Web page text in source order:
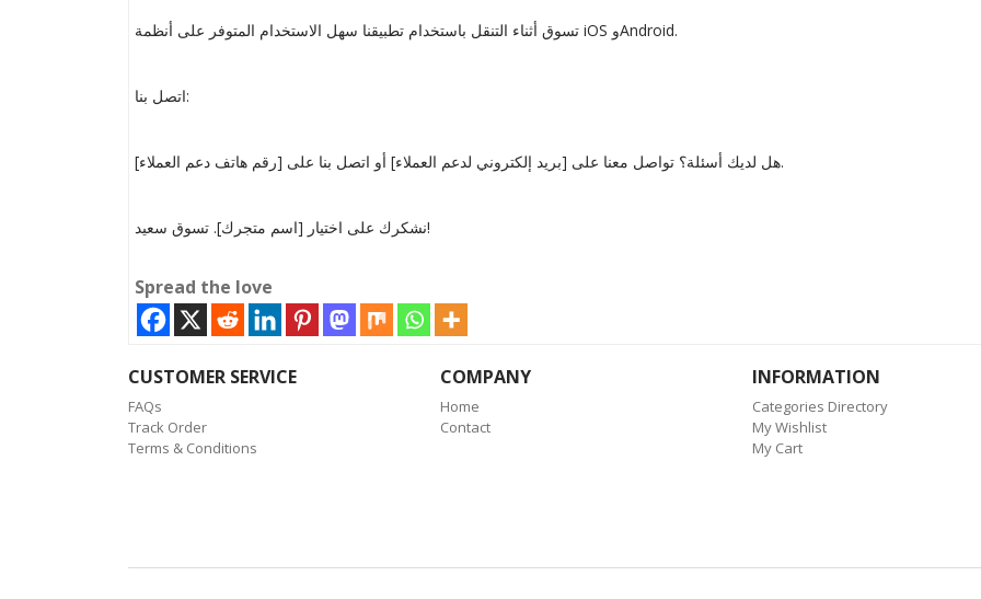
تسوق أثناء التنقل باستخدام تطبيقنا سهل الاستخدام المتوفر على أنظمة iOS وAndroid.
اتصل بنا:
هل لديك أسئلة؟ تواصل معنا على [بريد إلكتروني لدعم العملاء] أو اتصل بنا على [رقم هاتف دعم العملاء].
نشكرك على اختيار [اسم متجرك]. تسوق سعيد!
Spread the love
CUSTOMER SERVICE
FAQs
Track Order
Terms & Conditions
COMPANY
Home
Contact
INFORMATION
Categories Directory
My Wishlist
My Cart